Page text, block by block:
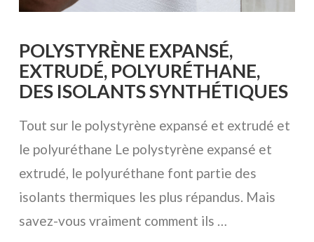
POLYSTYRÈNE EXPANSÉ,
EXTRUDÉ, POLYURÉTHANE,
DES ISOLANTS SYNTHÉTIQUES
Tout sur le polystyrène expansé et extrudé et
le polyuréthane Le polystyrène expansé et
extrudé, le polyuréthane font partie des
isolants thermiques les plus répandus. Mais
savez-vous vraiment comment ils …